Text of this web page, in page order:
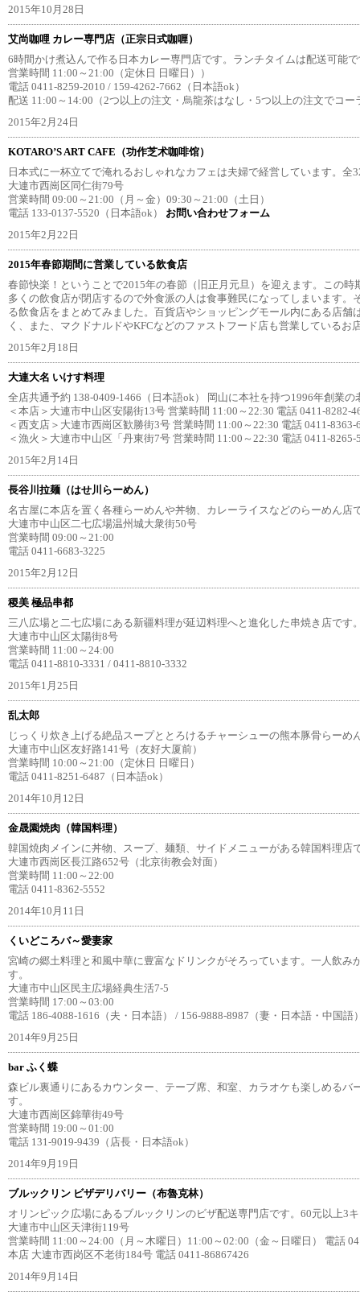
2015年10月28日
艾尚咖哩 カレー専門店（正宗日式咖喱）
6時間かけ煮込んで作る日本カレー専門店です。ランチタイムは配送可能
営業時間 11:00～21:00（定休日 日曜日））
電話 0411-8259-2010 / 159-4262-7662（日本語ok）
配送 11:00～14:00（2つ以上の注文・烏龍茶はなし・5つ以上の注文でコー
2015年2月24日
KOTARO’S ART CAFE（功作芝术咖啡馆）
日本式に一杯立てで淹れるおしゃれなカフェは夫婦で経営しています。全
大連市西崗区同仁街79号
営業時間 09:00～21:00（月～金）09:30～21:00（土日）
電話 133-0137-5520（日本語ok） お問い合わせフォーム
2015年2月22日
2015年春節期間に営業している飲食店
春節快楽！ということで2015年の春節（旧正月元旦）を迎えます。この時
多くの飲食店が閉店するので外食派の人は食事難民になってしまいます。
る飲食店をまとめてみました。百貨店やショッピングモール内にある店舗
く、また、マクドナルドやKFCなどのファストフード店も営業しているお
2015年2月18日
大連大名 いけす料理
全店共通予約 138-0409-1466（日本語ok） 岡山に本社を持つ1996年創業
＜本店＞大連市中山区安陽街13号 営業時間 11:00～22:30 電話 0411-8282-
＜西支店＞大連市西崗区歓勝街3号 営業時間 11:00～22:30 電話 0411-8363-
＜漁火＞大連市中山区「丹東街7号 営業時間 11:00～22:30 電話 0411-8265-
2015年2月14日
長谷川拉麺（はせ川らーめん）
名古屋に本店を置く各種らーめんや丼物、カレーライスなどのらーめん店
大連市中山区二七広場温州城大衆街50号
営業時間 09:00～21:00
電話 0411-6683-3225
2015年2月12日
稷美 極品串都
三八広場と二七広場にある新疆料理が延辺料理へと進化した串焼き店です
大連市中山区太陽街8号
営業時間 11:00～24:00
電話 0411-8810-3331 / 0411-8810-3332
2015年1月25日
乱太郎
じっくり炊き上げる絶品スープととろけるチャーシューの熊本豚骨らーめ
大連市中山区友好路141号（友好大厦前）
営業時間 10:00～21:00（定休日 日曜日）
電話 0411-8251-6487（日本語ok）
2014年10月12日
金晟園焼肉（韓国料理）
韓国焼肉メインに丼物、スープ、麺類、サイドメニューがある韓国料理店
大連市西崗区長江路652号（北京街教会対面）
営業時間 11:00～22:00
電話 0411-8362-5552
2014年10月11日
くいどころバ～愛妻家
宮崎の郷土料理と和風中華に豊富なドリンクがそろっています。一人飲み
す。
大連市中山区民主広場経典生活7-5
営業時間 17:00～03:00
電話 186-4088-1616（夫・日本語） / 156-9888-8987（妻・日本語・中国語
2014年9月25日
bar ふく蝶
森ビル裏通りにあるカウンター、テーブ席、和室、カラオケも楽しめるバ
す。
大連市西崗区錦華街49号
営業時間 19:00～01:00
電話 131-9019-9439（店長・日本語ok）
2014年9月19日
ブルックリン ビザデリバリー（布魯克林）
オリンピック広場にあるブルックリンのビザ配送専門店です。60元以上3
大連市中山区天津街119号
営業時間 11:00～24:00（月～木曜日）11:00～02:00（金～日曜日） 電話
本店 大連市西岗区不老街184号 電話 0411-86867426
2014年9月14日